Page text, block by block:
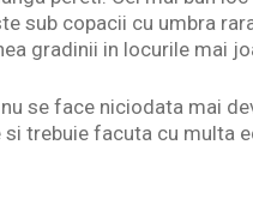
sub copacii cu umbra
gradinii in locurile mai
se face niciodata mai
si trebuie facuta cu multa